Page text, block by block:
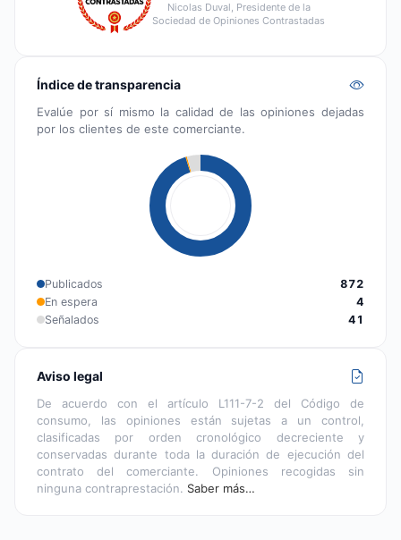
Nicolas Duval, Presidente de la
Sociedad de Opiniones Contrastadas
Índice de transparencia
Evalúe por sí mismo la calidad de las opiniones dejadas
por los clientes de este comerciante.
Publicados
872
En espera
4
Señalados
41
Aviso legal
De acuerdo con el artículo L111-7-2 del Código de
consumo, las opiniones están sujetas a un control,
clasificadas por orden cronológico decreciente y
conservadas durante toda la duración de ejecución del
contrato del comerciante. Opiniones recogidas sin
ninguna contraprestación. Saber más…